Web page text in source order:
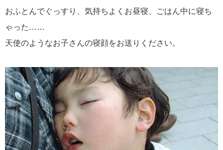
おふとんでぐっすり、気持ちよくお昼寝、ごはん中に寝ち
ゃった……
天使のようなお子さんの寝顔をお送りください。